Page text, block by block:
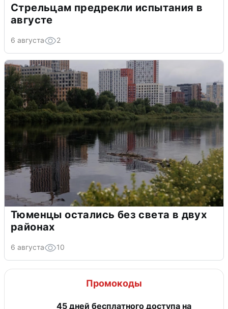
Стрельцам предрекли испытания в
августе
6 августа 2
Тюменцы остались без света в двух
районах
6 августа 10
Промокоды
45 дней бесплатного доступа на